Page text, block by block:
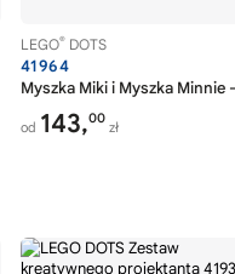
LEGO® DOTS
41964
Myszka Miki i Myszka
od 143,00
zł